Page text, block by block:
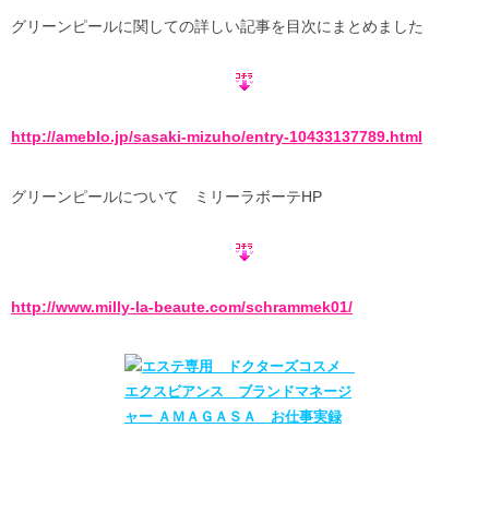
グリーンピールに関しての詳しい記事を目次にまとめました
http://ameblo.jp/sasaki-mizuho/entry-10433137789.html
グリーンピールについて ミリーラボーテHP
http://www.milly-la-beaute.com/schrammek01/